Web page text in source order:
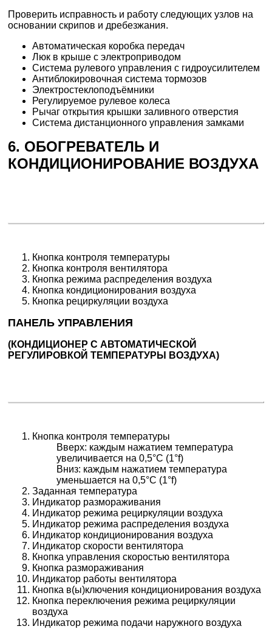
Проверить исправность и работу следующих узлов на
основании скрипов и дребезжания.
Автоматическая коробка передач
Люк в крыше с электроприводом
Система рулевого управления с гидроусилителем
Антиблокировочная система тормозов
Электростеклоподъёмники
Регулируемое рулевое колеса
Рычаг открытия крышки заливного отверстия
Система дистанционного управления замками
6. ОБОГРЕВАТЕЛЬ И
КОНДИЦИОНИРОВАНИЕ ВОЗДУХА
Кнопка контроля температуры
Кнопка контроля вентилятора
Кнопка режима распределения воздуха
Кнопка кондиционирования воздуха
Кнопка рециркуляции воздуха
ПАНЕЛЬ УПРАВЛЕНИЯ
(КОНДИЦИОНЕР С АВТОМАТИЧЕСКОЙ
РЕГУЛИРОВКОЙ ТЕМПЕРАТУРЫ ВОЗДУХА)
Кнопка контроля температуры
Вверх: каждым нажатием температура
увеличивается на 0,5°С (1°f)
Вниз: каждым нажатием температура
уменьшается на 0,5°С (1°f)
Заданная температура
Индикатор размораживания
Индикатор режима рециркуляции воздуха
Индикатор режима распределения воздуха
Индикатор кондиционирования воздуха
Индикатор скорости вентилятора
Кнопка управления скоростью вентилятора
Кнопка размораживания
Индикатор работы вентилятора
Кнопка в(ы)ключения кондиционирования воздуха
Кнопка переключения режима рециркуляции
воздуха
Индикатор режима подачи наружного воздуха